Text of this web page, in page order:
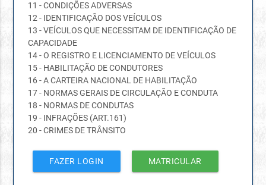
11 - CONDIÇÕES ADVERSAS
12 - IDENTIFICAÇÃO DOS VEÍCULOS
13 - VEÍCULOS QUE NECESSITAM DE IDENTIFICAÇÃO DE
CAPACIDADE
14 - O REGISTRO E LICENCIAMENTO DE VEÍCULOS
15 - HABILITAÇÃO DE CONDUTORES
16 - A CARTEIRA NACIONAL DE HABILITAÇÃO
17 - NORMAS GERAIS DE CIRCULAÇÃO E CONDUTA
18 - NORMAS DE CONDUTAS
19 - INFRAÇÕES (ART.161)
20 - CRIMES DE TRÂNSITO
FAZER LOGIN MATRICULAR